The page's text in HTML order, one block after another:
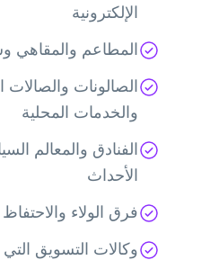
الإلكترونية
المطاعم والمقاهي
الصالونات والصالات
والخدمات المحلية
الفنادق والمعالم
الأحداث
فرق الولاء والاحتفاظ
وكالات التسويق